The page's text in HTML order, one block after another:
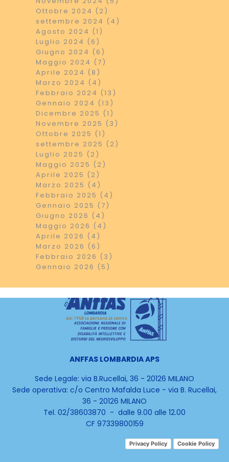
Ottobre 2024 (2)
settembre 2024 (4)
Agosto 2024 (1)
Luglio 2024 (6)
Giugno 2024 (6)
Maggio 2024 (7)
Aprile 2024 (8)
Marzo 2024 (4)
Febbraio 2024 (13)
Gennaio 2024 (13)
Dicembre 2025 (1)
Novembre 2025 (3)
Ottobre 2025 (1)
settembre 2025 (2)
Luglio 2025 (2)
Maggio 2025 (2)
Aprile 2025 (2)
Marzo 2025 (4)
Febbraio 2025 (4)
Gennaio 2025 (7)
Giugno 2026 (4)
Maggio 2026 (4)
Aprile 2026 (4)
Marzo 2026 (6)
Febbraio 2026 (3)
Gennaio 2026 (5)
ANFFAS LOMBARDIA APS
Sede Legale: via B.Rucellai, 36 - 20126 MILANO
Sede operativa: c/o Centro Mafalda Luce - via B. Rucellai,
36 - 20126 MILANO
Tel. 02/38603870 - dalle 9.00 alle 12.00
CF 97339800159
Privacy Policy Cookie Policy